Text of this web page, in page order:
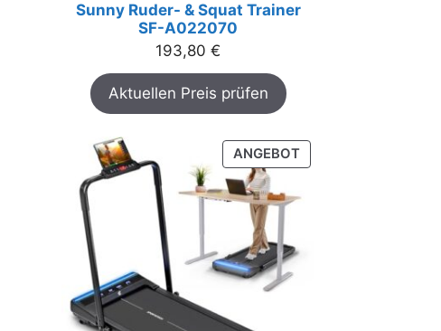
Sunny Ruder- & Squat Trainer
SF-A022070
193,80 €
Aktuellen Preis prüfen
ANGEBOTPRODUKT
IM
ANGEBOT